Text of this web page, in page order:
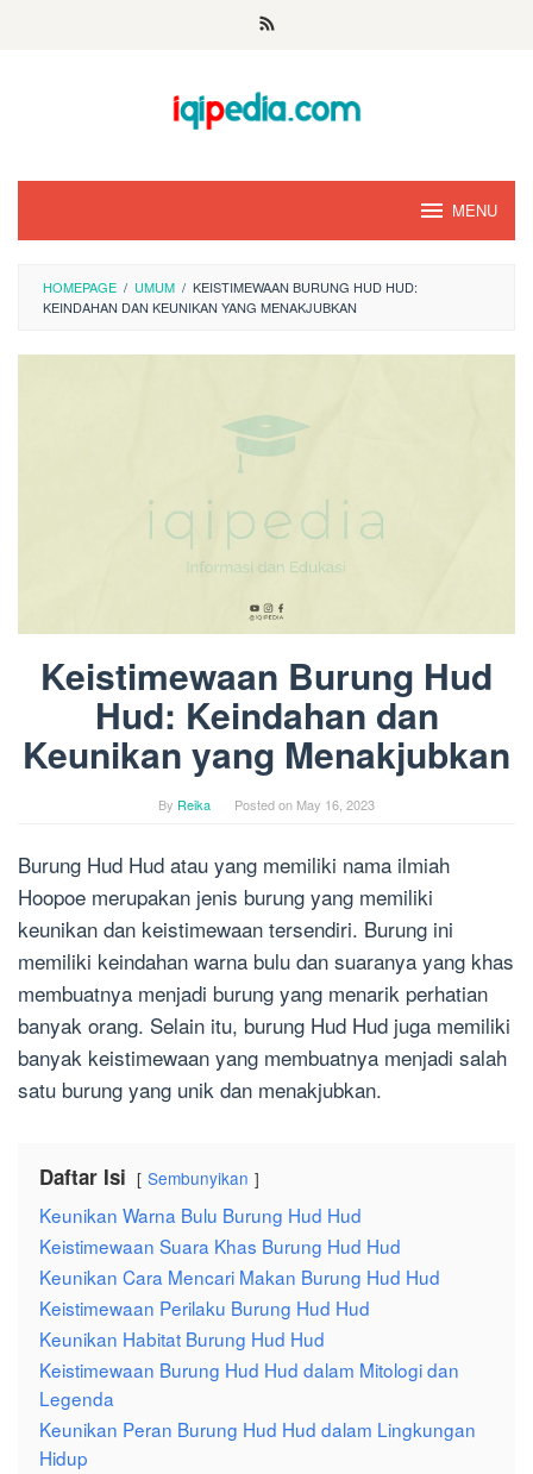
MENU
HOMEPAGE / UMUM / KEISTIMEWAAN BURUNG HUD HUD:
KEINDAHAN DAN KEUNIKAN YANG MENAKJUBKAN
Keistimewaan Burung Hud
Hud: Keindahan dan
Keunikan yang Menakjubkan
By Reika Posted on May 16, 2023
Burung Hud Hud atau yang memiliki nama ilmiah
Hoopoe merupakan jenis burung yang memiliki
keunikan dan keistimewaan tersendiri. Burung ini
memiliki keindahan warna bulu dan suaranya yang khas
membuatnya menjadi burung yang menarik perhatian
banyak orang. Selain itu, burung Hud Hud juga memiliki
banyak keistimewaan yang membuatnya menjadi salah
satu burung yang unik dan menakjubkan.
Daftar Isi Sembunyikan
Keunikan Warna Bulu Burung Hud Hud
Keistimewaan Suara Khas Burung Hud Hud
Keunikan Cara Mencari Makan Burung Hud Hud
Keistimewaan Perilaku Burung Hud Hud
Keunikan Habitat Burung Hud Hud
Keistimewaan Burung Hud Hud dalam Mitologi dan
Legenda
Keunikan Peran Burung Hud Hud dalam Lingkungan
Hidup